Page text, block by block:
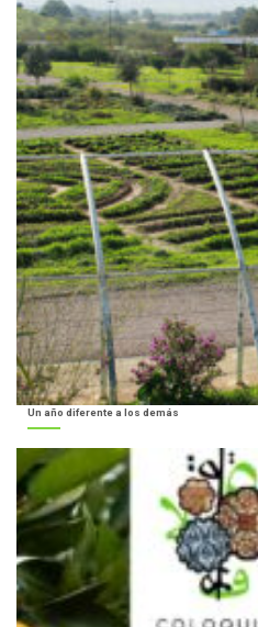
Un año diferente a los demás